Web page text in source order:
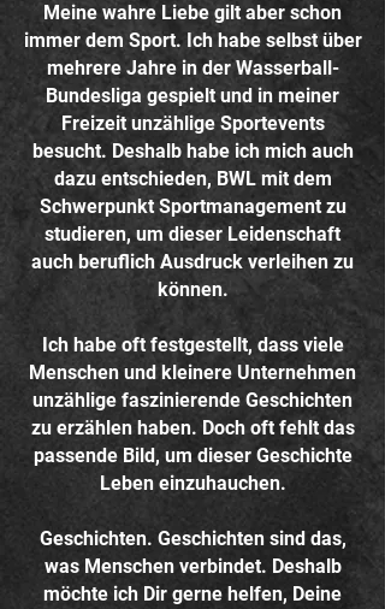
Meine wahre Liebe gilt aber schon
immer dem Sport. Ich habe selbst über
mehrere Jahre in der Wasserball-
Bundesliga gespielt und in meiner
Freizeit unzählige Sportevents
besucht. Deshalb habe ich mich auch
dazu entschieden, BWL mit dem
Schwerpunkt Sportmanagement zu
studieren, um dieser Leidenschaft
auch beruflich Ausdruck verleihen zu
können.
Ich habe oft festgestellt, dass viele
Menschen und kleinere Unternehmen
unzählige faszinierende Geschichten
zu erzählen haben. Doch oft fehlt das
passende Bild, um dieser Geschichte
Leben einzuhauchen.
Geschichten. Geschichten sind das,
was Menschen verbindet. Deshalb
möchte ich Dir gerne helfen, Deine